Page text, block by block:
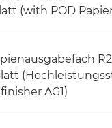
(with POD
AG1)